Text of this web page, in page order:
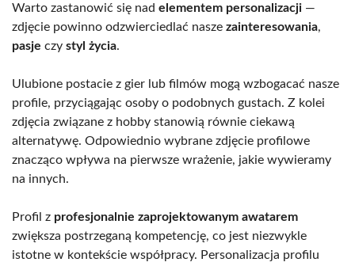
Warto zastanowić się nad elementem personalizacji —
zdjęcie powinno odzwierciedlać nasze zainteresowania,
pasje czy styl życia.
Ulubione postacie z gier lub filmów mogą wzbogacać nasze
profile, przyciągając osoby o podobnych gustach. Z kolei
zdjęcia związane z hobby stanowią równie ciekawą
alternatywę. Odpowiednio wybrane zdjęcie profilowe
znacząco wpływa na pierwsze wrażenie, jakie wywieramy
na innych.
Profil z profesjonalnie zaprojektowanym awatarem
zwiększa postrzeganą kompetencję, co jest niezwykle
istotne w kontekście współpracy. Personalizacja profilu